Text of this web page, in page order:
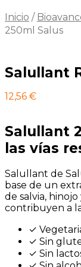
Inicio /
250ml Salus
Salullant
12,56 €
Salullant
las vías
Salullant de
base de un
de salvia,
contribuyen a
✓
✓ Sin
✓ Sin